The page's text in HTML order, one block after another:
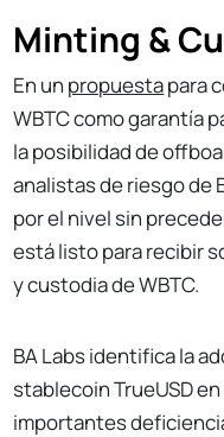
Minting &
En un propuestapara
WBTC como garantía
la posibilidad de
analistas de riesgo de
por el nivel sin
está listo para recibir
y custodia de WBTC.
BA Labs identifica la
stablecoin TrueUSD
importantes